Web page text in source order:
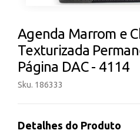
Agenda Marrom e
Texturizada
Página DAC - 4114
Sku. 186333
Detalhes do Produto